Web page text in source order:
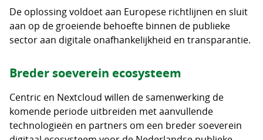
De oplossing voldoet aan Europese richtlijnen en sluit
aan op de groeiende behoefte binnen de publieke
sector aan digitale onafhankelijkheid en transparantie.
Breder soeverein ecosysteem
Centric en Nextcloud willen de samenwerking de
komende periode uitbreiden met aanvullende
technologieën en partners om een breder soeverein